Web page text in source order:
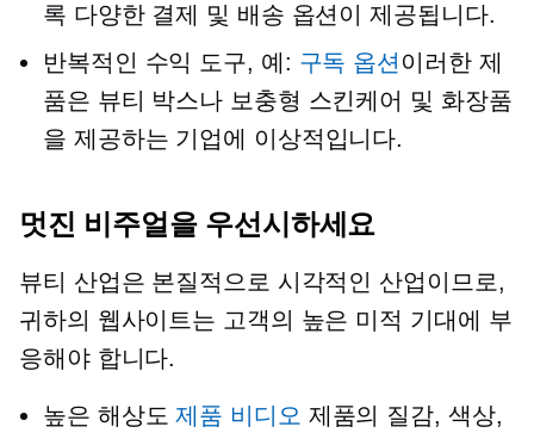
록 다양한 결제 및 배송 옵션이 제공됩니다.
반복적인 수익 도구, 예: 구독 옵션 이러한 제
품은 뷰티 박스나 보충형 스킨케어 및 화장품
을 제공하는 기업에 이상적입니다.
멋진 비주얼을 우선시하세요
뷰티 산업은 본질적으로 시각적인 산업이므로,
귀하의 웹사이트는 고객의 높은 미적 기대에 부
응해야 합니다.
높은 해상도 제품 비디오 제품의 질감, ​​색상,